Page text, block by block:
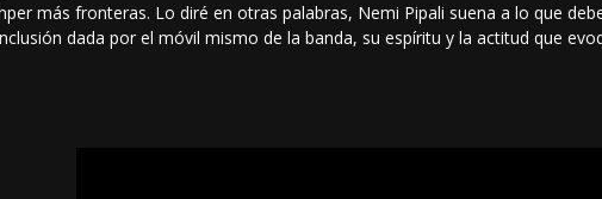
más fronteras. Lo diré en otras palabras, Nemi Pipali suena a lo que
dada por el móvil mismo de la banda, su espíritu y la actitud que